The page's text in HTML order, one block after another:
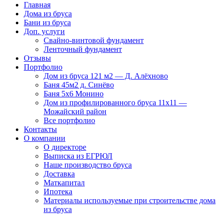
Главная
Дома из бруса
Бани из бруса
Доп. услуги
Свайно-винтовой фундамент
Ленточный фундамент
Отзывы
Портфолио
Дом из бруса 121 м2 — Д. Алёхново
Баня 45м2 д. Синёво
Баня 5х6 Монино
Дом из профилированного бруса 11х11 —
Можайский район
Все портфолио
Контакты
О компании
О директоре
Выписка из ЕГРЮЛ
Наше производство бруса
Доставка
Маткапитал
Ипотека
Материалы используемые при строительстве дома
из бруса